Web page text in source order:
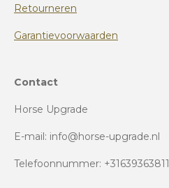
Retourneren
Garantievoorwaarden
Contact
Horse Upgrade
E-mail: info@horse-upgrade.nl
Telefoonnummer: +31639363811